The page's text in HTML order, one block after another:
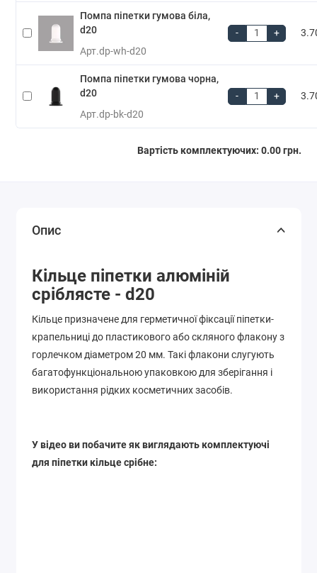
Помпа піпетки гумова біла,
d20
Арт.dp-wh-d20
- +
Помпа піпетки гумова чорна,
d20
Арт.dp-bk-d20
- +
Вартість комплектуючих: 0.00 грн.
Опис
Кільце піпетки алюміній
сріблясте - d20
Кільце призначене для герметичної фіксації піпетки-
крапельниці до пластикового або скляного флакону з
горлечком діаметром 20 мм. Такі флакони слугують
багатофункціональною упаковкою для зберігання і
використання рідких косметичних засобів.
У відео ви побачите як виглядають комплектуючі
для піпетки кільце срібне: